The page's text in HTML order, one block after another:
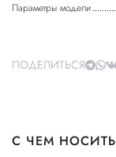
Параметры модели
ПОДЕЛИТЬСЯ
С ЧЕМ НОСИТЬ